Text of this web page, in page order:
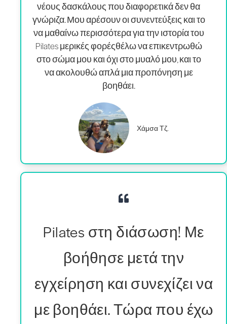
νέους δασκάλους που διαφορετικά δεν θα
γνώριζα. Μου αρέσουν οι συνεντεύξεις και το
να μαθαίνω περισσότερα για την ιστορία του
Pilates μερικές φορέςθέλω να επικεντρωθώ
στο σώμα μου και όχι στο μυαλό μου, και το
να ακολουθώ απλά μια προπόνηση με
βοηθάει.
Χάμσα Τζ.
Pilates στη διάσωση! Με
βοήθησε μετά την
εγχείρηση και συνεχίζει να
με βοηθάει. Τώρα που έχω